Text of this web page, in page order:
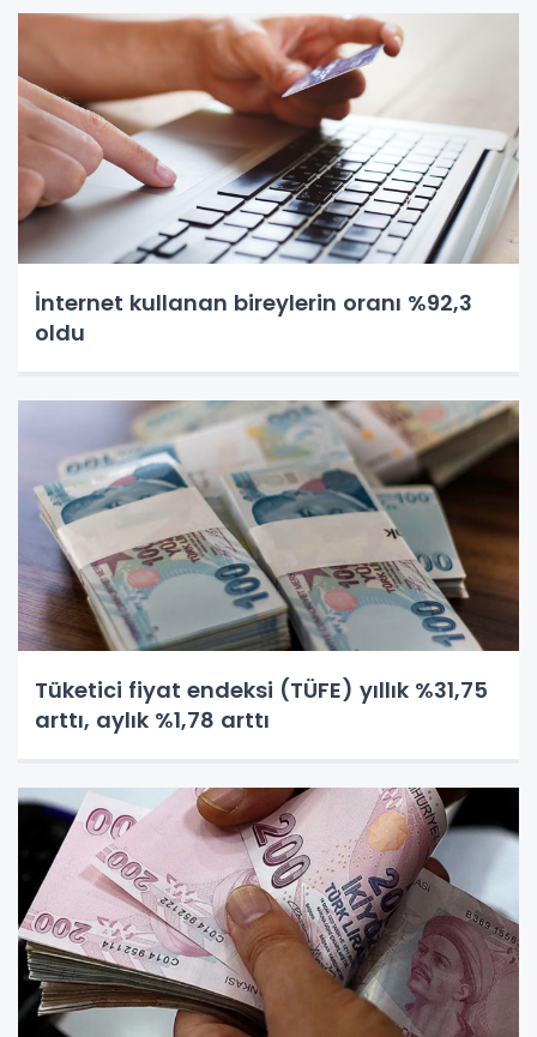
İnternet kullanan bireylerin oranı %92,3
oldu
Tüketici fiyat endeksi (TÜFE) yıllık %31,75
arttı, aylık %1,78 arttı